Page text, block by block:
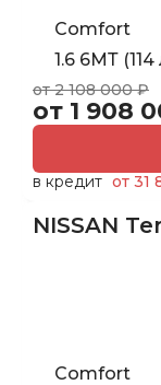
Comfort
1.6 6МТ (114
от 2 108 000 ₽
от 1 908
в кредит от 31
NISSAN
Comfort